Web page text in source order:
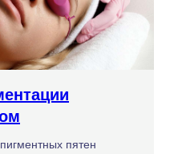
пятен